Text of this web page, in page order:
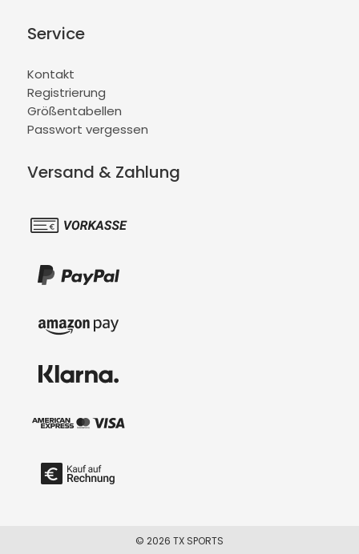
Service
Kontakt
Registrierung
Größentabellen
Passwort vergessen
Versand & Zahlung
© 2026 TX SPORTS